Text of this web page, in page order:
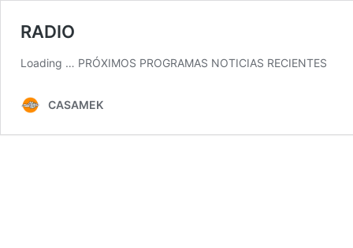
RADIO
Loading … PRÓXIMOS PROGRAMAS NOTICIAS RECIENTES
CASAMEK